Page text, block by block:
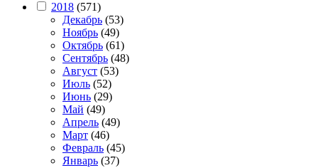
2018 (571)
Декабрь (53)
Ноябрь (49)
Октябрь (61)
Сентябрь (48)
Август (53)
Июль (52)
Июнь (29)
Май (49)
Апрель (49)
Март (46)
Февраль (45)
Январь (37)